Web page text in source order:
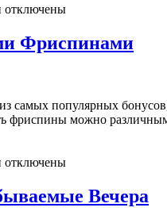
отключены
Фриспинами
популярных
фриспины можно
отключены
Вечера